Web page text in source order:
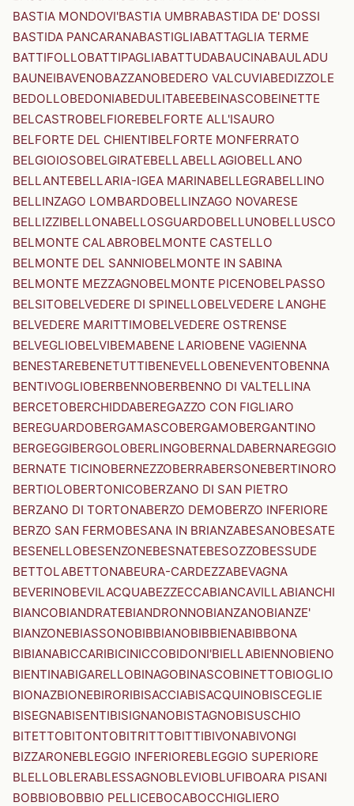
BASTIA MONDOVI'BASTIA UMBRABASTIDA DE' DOSSI
BASTIDA PANCARANABASTIGLIABATTAGLIA TERME
BATTIFOLLOBATTIPAGLIABATTUDABAUCINABAULADU
BAUNEIBAVENOBAZZANOBEDERO VALCUVIABEDIZZOLE
BEDOLLOBEDONIABEDULITABEEBEINASCOBEINETTE
BELCASTROBELFIOREBELFORTE ALL'ISAURO
BELFORTE DEL CHIENTIBELFORTE MONFERRATO
BELGIOIOSOBELGIRATEBELLABELLAGIOBELLANO
BELLANTEBELLARIA-IGEA MARINABELLEGRABELLINO
BELLINZAGO LOMBARDOBELLINZAGO NOVARESE
BELLIZZIBELLONABELLOSGUARDOBELLUNOBELLUSCO
BELMONTE CALABROBELMONTE CASTELLO
BELMONTE DEL SANNIOBELMONTE IN SABINA
BELMONTE MEZZAGNOBELMONTE PICENOBELPASSO
BELSITOBELVEDERE DI SPINELLOBELVEDERE LANGHE
BELVEDERE MARITTIMOBELVEDERE OSTRENSE
BELVEGLIOBELVIBEMABENE LARIOBENE VAGIENNA
BENESTAREBENETUTTIBENEVELLOBENEVENTOBENNA
BENTIVOGLIOBERBENNOBERBENNO DI VALTELLINA
BERCETOBERCHIDDABEREGAZZO CON FIGLIARO
BEREGUARDOBERGAMASCOBERGAMOBERGANTINO
BERGEGGIBERGOLOBERLINGOBERNALDABERNAREGGIO
BERNATE TICINOBERNEZZOBERRABERSONEBERTINORO
BERTIOLOBERTONICOBERZANO DI SAN PIETRO
BERZANO DI TORTONABERZO DEMOBERZO INFERIORE
BERZO SAN FERMOBESANA IN BRIANZABESANOBESATE
BESENELLOBESENZONEBESNATEBESOZZOBESSUDE
BETTOLABETTONABEURA-CARDEZZABEVAGNA
BEVERINOBEVILACQUABEZZECCABIANCAVILLABIANCHI
BIANCOBIANDRATEBIANDRONNOBIANZANOBIANZE'
BIANZONEBIASSONOBIBBIANOBIBBIENABIBBONA
BIBIANABICCARIBICINICCOBIDONI'BIELLABIENNOBIENO
BIENTINABIGARELLOBINAGOBINASCOBINETTOBIOGLIO
BIONAZBIONEBIRORIBISACCIABISACQUINOBISCEGLIE
BISEGNABISENTIBISIGNANOBISTAGNOBISUSCHIO
BITETTOBITONTOBITRITTOBITTIBIVONABIVONGI
BIZZARONEBLEGGIO INFERIOREBLEGGIO SUPERIORE
BLELLOBLERABLESSAGNOBLEVIOBLUFIBOARA PISANI
BOBBIOBOBBIO PELLICEBOCABOCCHIGLIERO